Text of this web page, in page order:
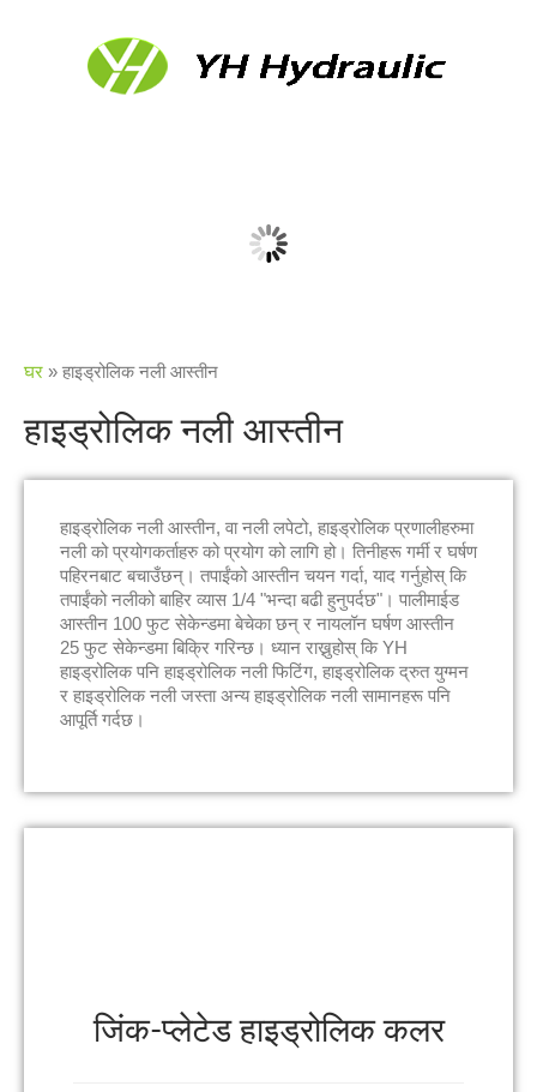
घर » हाइड्रोलिक नली आस्तीन
हाइड्रोलिक नली आस्तीन
हाइड्रोलिक नली आस्तीन, वा नली लपेटो, हाइड्रोलिक प्रणालीहरुमा
नली को प्रयोगकर्ताहरु को प्रयोग को लागि हो। तिनीहरू गर्मी र घर्षण
पहिरनबाट बचाउँछन्। तपाईंको आस्तीन चयन गर्दा, याद गर्नुहोस् कि
तपाईंको नलीको बाहिर व्यास 1/4 "भन्दा बढी हुनुपर्दछ"। पालीमाईड
आस्तीन 100 फुट सेकेन्डमा बेचेका छन् र नायलॉन घर्षण आस्तीन
25 फुट सेकेन्डमा बिक्रि गरिन्छ। ध्यान राख्नुहोस् कि YH
हाइड्रोलिक पनि हाइड्रोलिक नली फिटिंग, हाइड्रोलिक द्रुत युग्मन
र हाइड्रोलिक नली जस्ता अन्य हाइड्रोलिक नली सामानहरू पनि
आपूर्ति गर्दछ।
जिंक-प्लेटेड हाइड्रोलिक कलर